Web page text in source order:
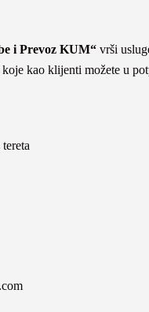
i Prevoz KUM“ vrši
kao klijenti možete u